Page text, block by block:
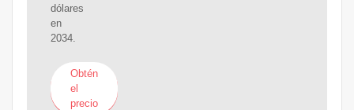
dólares
en
2034.
Obtén
el
precio